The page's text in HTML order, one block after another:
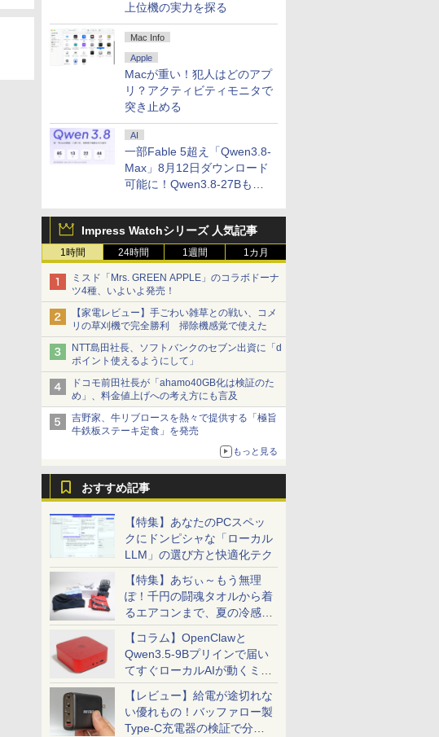
上位機の実力を探る
Mac Info
Apple
Macが重い！犯人はどのアプ
リ？アクティビティモニタで
突き止める
AI
一部Fable 5超え「Qwen3.8-
Max」8月12日ダウンロード
可能に！Qwen3.8-27Bも順
Impress Watchシリーズ 人気記事
1時間 24時間 1週間 1カ月
ミスド「Mrs. GREEN APPLE」のコラボドーナ
ツ4種、いよいよ発売！
【家電レビュー】手ごわい雑草との戦い、コメ
リの草刈機で完全勝利 掃除機感覚で使えた
NTT島田社長、ソフトバンクのセブン出資に「d
ポイント使えるようにして」
ドコモ前田社長が「ahamo40GB化は検証のた
め」、料金値上げへの考え方にも言及
吉野家、牛リブロースを熱々で提供する「極旨
牛鉄板ステーキ定食」を発売
もっと見る
おすすめ記事
【特集】あなたのPCスペッ
クにドンピシャな「ローカル
LLM」の選び方と快適化テク
【特集】あぢぃ～もう無理
ぽ！千円の闘魂タオルから着
るエアコンまで、夏の冷感グ
ッズ一挙紹介
【コラム】OpenClawと
Qwen3.5-9Bプリインで届い
てすぐローカルAIが動くミニ
PC「SER9 Pro」
【レビュー】給電が途切れな
い優れもの！バッファロー製
Type-C充電器の検証で分か